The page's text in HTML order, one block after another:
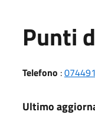
Punti
Telefono :
Ultimo